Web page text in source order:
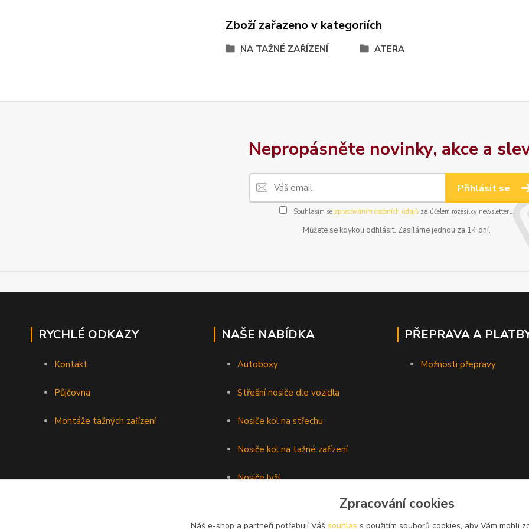
Zboží zařazeno v kategoriích
NA TAŽNÉ ZAŘÍZENÍ ATERA
Nepropásněte novinky, akce a
Přihlásit se
Souhlasím se zpracováním osobních údajůza účelem rozesílky newsletteru.
Můžete se kdykoli odhlásit. Zasíláme jednou za 14 dní.
RYCHLÉ ODKAZY
Kontakt
Půjčovna
Montáže tažných zařízení
NAŠE NABÍDKA
Autoboxy
Střešní nosiče dle vozidla
Nosiče kol na střechu
Nosiče kol na tažné zařízení
Nosiče lyží
PŘEPRAVA A
Možnosti přepravy
Zpracování cookies
Náš e-shop a partneři potřebují Váš souhlas s použitím souborů cookies, aby Vám mohli